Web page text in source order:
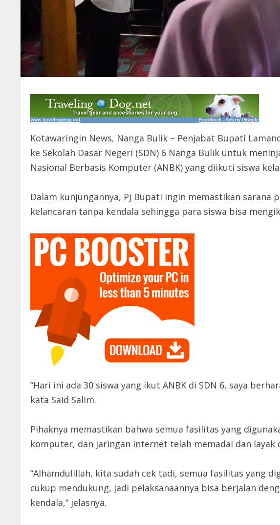
Kotawaringin News, Nanga Bulik – Penjabat Bupati
ke Sekolah Dasar Negeri (SDN) 6 Nanga Bulik untuk
Nasional Berbasis Komputer (ANBK) yang diikuti siswa
Dalam kunjungannya, Pj Bupati ingin memastikan sarana
kelancaran tanpa kendala sehingga para siswa bisa
“Hari ini ada 30 siswa yang ikut ANBK di SDN 6, saya
kata Said Salim.
Pihaknya memastikan bahwa semua fasilitas yang
komputer, dan jaringan internet telah memadai dan layak
“Alhamdulillah, kita sudah cek tadi, semua fasilitas yang
cukup mendukung, jadi pelaksanaannya bisa berjalan
kendala,” jelasnya.